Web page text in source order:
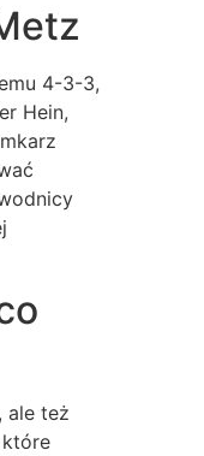
4-3-3,
Hein,
ale też